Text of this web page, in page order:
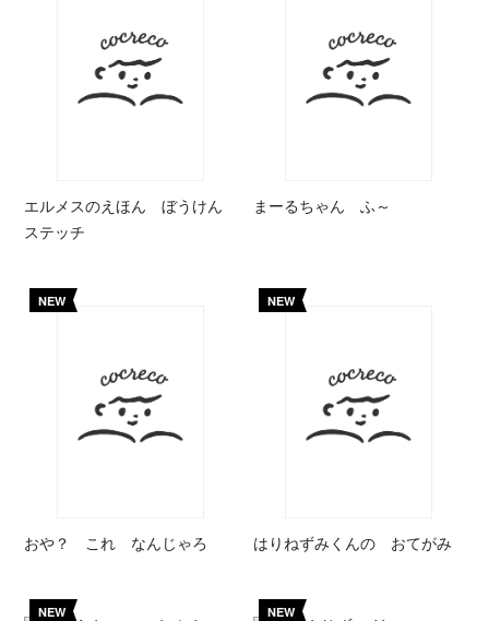
エルメスのえほん ぼうけん
ステッチ
まーるちゃん ふ～
NEW
おや？ これ なんじゃろ
NEW
はりねずみくんの おてがみ
NEW NEW